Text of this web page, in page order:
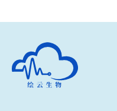
Human Metabolomics Institute